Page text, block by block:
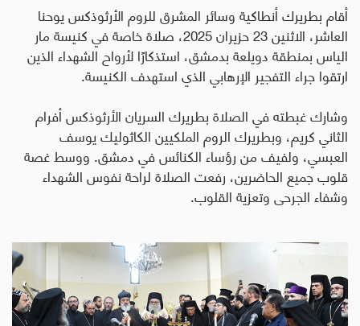
أقام بطريرك أنطاكية وسائر المشرق للروم الأرثوذكس يوحنا
العاشر، الاثنين 23 حزيران 2025، صلاة خاصة في كنيسة مار
الياس بمنطقة دويلعة بدمشق، استذكارًا لأرواح الشهداء الذين
ارتقوا جراء التفجير الإرهابي الذي استهدف الكنيسة.
وشارك غبطته في الصلاة بطريرك السريان الأرثوذكس أفرام
الثاني كريم، وبطريرك الروم الملكيين الكاثوليك يوسف
العبسي، ولفيف من رؤساء الكنائس في دمشق. ووسط غصة
قلوب جميع الحاضرين، رفعت الصلاة لراحة نفوس الشهداء
وشفاء الجرحى وتعزية القلوب.